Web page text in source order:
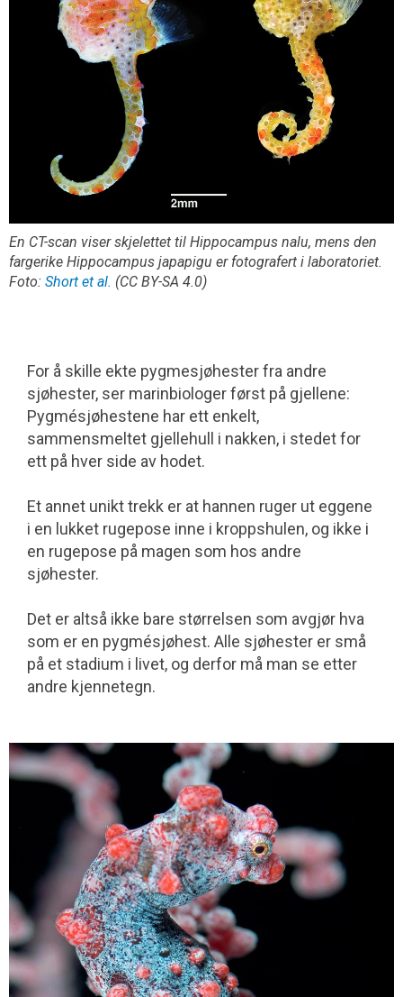
En CT-scan viser skjelettet til Hippocampus nalu, mens den
fargerike Hippocampus japapigu er fotografert i laboratoriet.
Foto: Short et al. (CC BY-SA 4.0)
For å skille ekte pygmesjøhester fra andre
sjøhester, ser marin­biologer først på gjellene:
Pygmésjøhestene har ett enkelt,
sammensmeltet gjellehull i nakken, i stedet for
ett på hver side av hodet.
Et annet unikt trekk er at hannen ruger ut eggene
i en lukket rugepose inne i kroppshulen, og ikke i
en rugepose på magen som hos andre
sjøhester.
Det er altså ikke bare størrelsen som avgjør hva
som er en pygmésjøhest. Alle sjøhester er små
på et stadium i livet, og derfor må man se etter
andre kjennetegn.